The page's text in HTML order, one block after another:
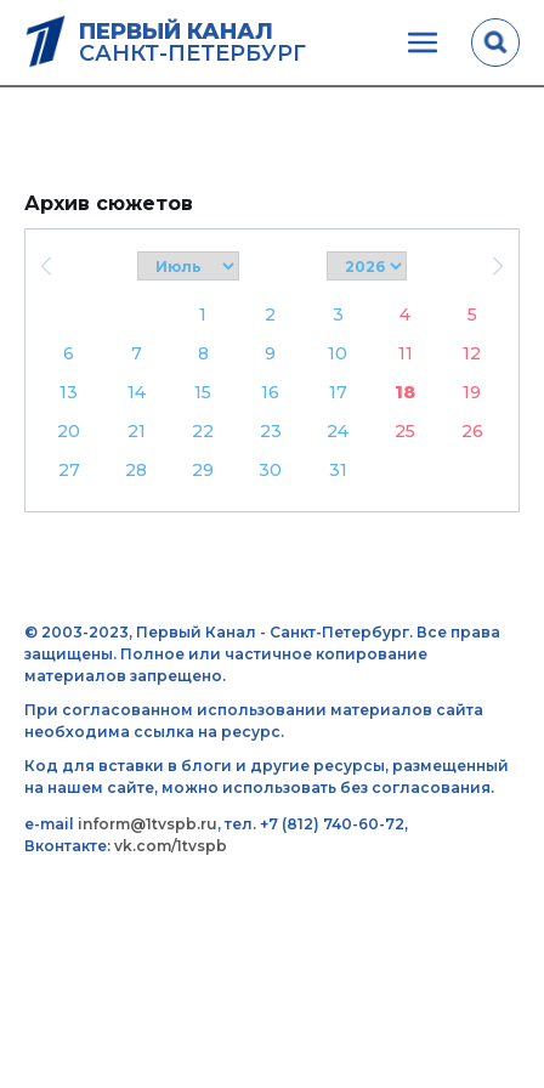
ПЕРВЫЙ КАНАЛ
САНКТ-ПЕТЕРБУРГ
Архив сюжетов
1 2 3 4
5
6
7 8 9 10 11
12
13
14 15 16 17 18
19
20
21 22 23 24 25
26
27
28 29 30 31
© 2003-2023, Первый Канал - Санкт-Петербург. Все права
защищены. Полное или частичное копирование
материалов запрещено.
При согласованном использовании материалов сайта
необходима ссылка на ресурс.
Код для вставки в блоги и другие ресурсы, размещенный
на нашем сайте, можно использовать без согласования.
e-mail inform@1tvspb.ru, тел. +7 (812) 740-60-72,
Вконтакте: vk.com/1tvspb